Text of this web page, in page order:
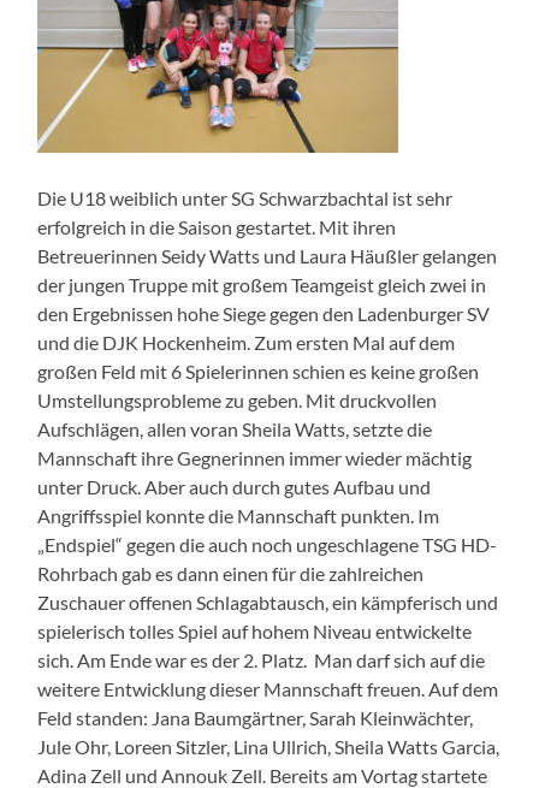
Die U18 weiblich unter SG Schwarzbachtal ist sehr
erfolgreich in die Saison gestartet. Mit ihren
Betreuerinnen Seidy Watts und Laura Häußler gelangen
der jungen Truppe mit großem Teamgeist gleich zwei in
den Ergebnissen hohe Siege gegen den Ladenburger SV
und die DJK Hockenheim. Zum ersten Mal auf dem
großen Feld mit 6 Spielerinnen schien es keine großen
Umstellungsprobleme zu geben. Mit druckvollen
Aufschlägen, allen voran Sheila Watts, setzte die
Mannschaft ihre Gegnerinnen immer wieder mächtig
unter Druck. Aber auch durch gutes Aufbau und
Angriffsspiel konnte die Mannschaft punkten. Im
„Endspiel“ gegen die auch noch ungeschlagene TSG HD-
Rohrbach gab es dann einen für die zahlreichen
Zuschauer offenen Schlagabtausch, ein kämpferisch und
spielerisch tolles Spiel auf hohem Niveau entwickelte
sich. Am Ende war es der 2. Platz. Man darf sich auf die
weitere Entwicklung dieser Mannschaft freuen. Auf dem
Feld standen: Jana Baumgärtner, Sarah Kleinwächter,
Jule Ohr, Loreen Sitzler, Lina Ullrich, Sheila Watts Garcia,
Adina Zell und Annouk Zell. Bereits am Vortag startete